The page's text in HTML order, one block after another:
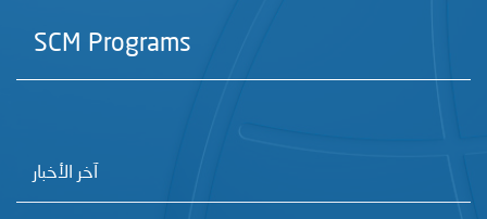
SCM Programs
آخر الأخبار